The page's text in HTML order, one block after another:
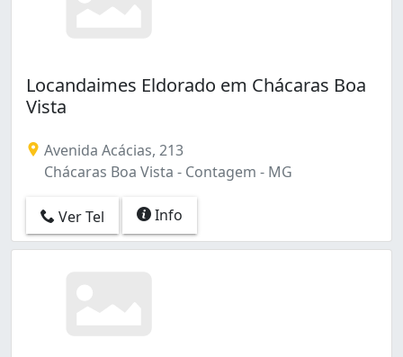
Locandaimes Eldorado em Chácaras Boa
Vista
Avenida Acácias, 213
Chácaras Boa Vista - Contagem - MG
Ver Tel Info